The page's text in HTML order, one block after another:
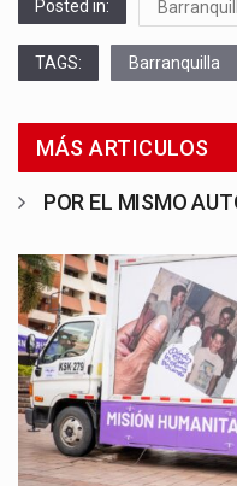
Posted in:
TAGS: Barranquilla
MÁS ARTICULOS
POR EL MISMO